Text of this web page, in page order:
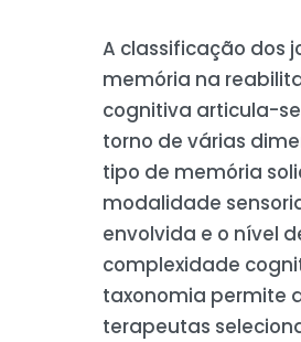
A classificação dos
memória na
cognitiva articula-
torno de várias
tipo de memória
modalidade
envolvida e o nível
complexidade
taxonomia permite
terapeutas